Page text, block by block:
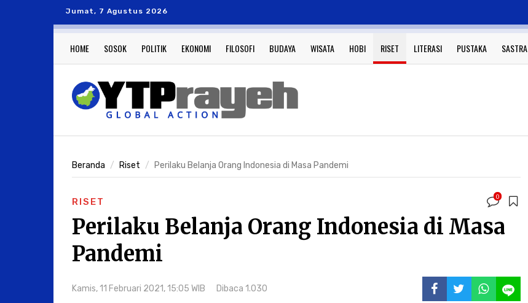
Jumat, 7 Agustus 2026
HOME SOSOK POLITIK EKONOMI FILOSOFI BUDAYA WISATA HOBI RISET LITERASI PUSTAKA SASTRA
Beranda Riset Perilaku Belanja Orang Indonesia di Masa Pandemi
RISET 0
Perilaku Belanja Orang Indonesia di Masa
Pandemi
Kamis, 11 Februari 2021, 15:05 WIB Dibaca 1.030